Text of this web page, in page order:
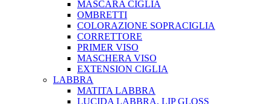
MASCARA CIGLIA
OMBRETTI
COLORAZIONE SOPRACIGLIA
CORRETTORE
PRIMER VISO
MASCHERA VISO
EXTENSION CIGLIA
LABBRA
MATITA LABBRA
LUCIDA LABBRA, LIP GLOSS